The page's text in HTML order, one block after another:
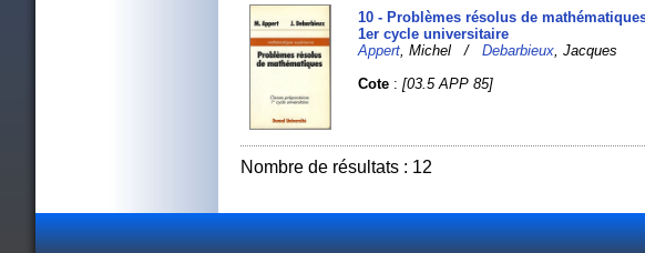
10 - Problèmes résolus de
1er cycle universitaire
Appert , Michel /Debarbieux , Jacques
Cote :[03.5 APP 85]
Nombre de résultats : 12